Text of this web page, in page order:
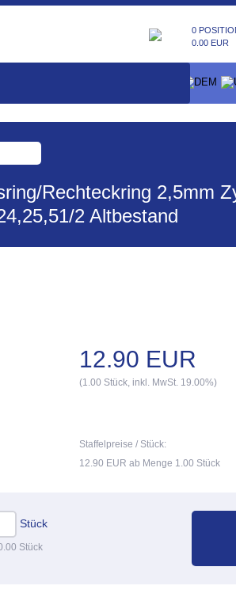
0
0.00 EUR
Rechteckring 2,5mm
2 Altbestand
12.90 EUR
(1.00 Stück, inkl. MwSt. 19.00%)
Staffelpreise / Stück:
12.90 EUR ab Menge 1.00 Stück
Stück
Stück